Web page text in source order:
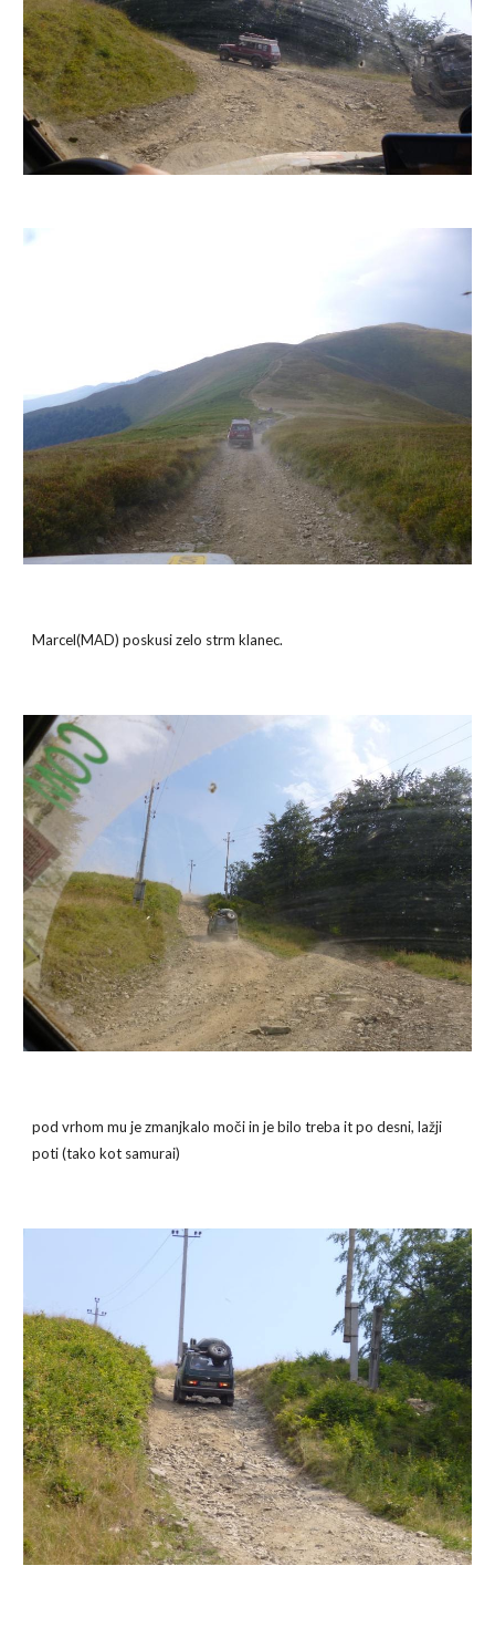
Marcel(MAD) poskusi zelo strm klanec.
pod vrhom mu je zmanjkalo moči in je bilo treba it po desni, lažji
poti (tako kot samurai)